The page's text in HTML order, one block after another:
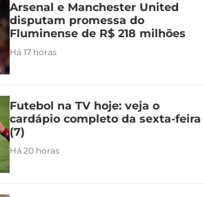
Arsenal e Manchester United
disputam promessa do
Fluminense de R$ 218 milhões
Há 17 horas
Futebol na TV hoje: veja o
cardápio completo da sexta-feira
(7)
Há 20 horas